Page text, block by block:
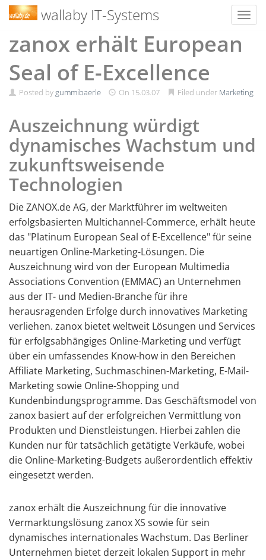
wallaby IT-Systems
zanox erhält European
Seal of E-Excellence
Posted bygummibaerle On 15.03.07 Filed under Marketing
Auszeichnung würdigt
dynamisches Wachstum und
zukunftsweisende
Technologien
Die ZANOX.de AG, der Marktführer im weltweiten
erfolgsbasierten Multichannel-Commerce, erhält heute
das "Platinum European Seal of E-Excellence" für seine
neuartigen Online-Marketing-Lösungen. Die
Auszeichnung wird von der European Multimedia
Associations Convention (EMMAC) an Unternehmen
aus der IT- und Medien-Branche für ihre
herausragenden Erfolge durch innovatives Marketing
verliehen. zanox bietet weltweit Lösungen und Services
für erfolgsabhängiges Online-Marketing und verfügt
über ein umfassendes Know-how in den Bereichen
Affiliate Marketing, Suchmaschinen-Marketing, E-Mail-
Marketing sowie Online-Shopping und
Kundenbindungsprogramme. Das Geschäftsmodel von
zanox basiert auf der erfolgreichen Vermittlung von
Produkten und Dienstleistungen. Hierbei zahlen die
Kunden nur für tatsächlich getätigte Verkäufe, wobei
die Online-Marketing-Budgets außerordentlich effektiv
eingesetzt werden.
zanox erhält die Auszeichnung für die innovative
Vermarktungslösung zanox XS sowie für sein
dynamisches internationales Wachstum. Das Berliner
Unternehmen bietet derzeit lokalen Support in mehr